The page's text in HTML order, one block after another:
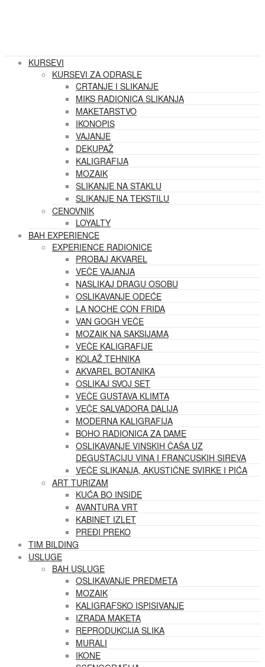
KURSEVI
KURSEVI ZA ODRASLE
CRTANJE I SLIKANJE
MIKS RADIONICA SLIKANJA
MAKETARSTVO
IKONOPIS
VAJANJE
DEKUPAŽ
KALIGRAFIJA
MOZAIK
SLIKANJE NA STAKLU
SLIKANJE NA TEKSTILU
CENOVNIK
LOYALTY
BAH EXPERIENCE
EXPERIENCE RADIONICE
PROBAJ AKVAREL
VEČE VAJANJA
NASLIKAJ DRAGU OSOBU
OSLIKAVANJE ODEĆE
LA NOCHE CON FRIDA
VAN GOGH VEČE
MOZAIK NA SAKSIJAMA
VEČE KALIGRAFIJE
KOLAŽ TEHNIKA
AKVAREL BOTANIKA
OSLIKAJ SVOJ SET
VEČE GUSTAVA KLIMTA
VEČE SALVADORA DALIJA
MODERNA KALIGRAFIJA
BOHO RADIONICA ZA DAME
OSLIKAVANJE VINSKIH ČAŠA UZ
DEGUSTACIJU VINA I FRANCUSKIH SIREVA
VEČE SLIKANJA, AKUSTIČNE SVIRKE I PIĆA
ART TURIZAM
KUĆA BO INSIDE
AVANTURA VRT
KABINET IZLET
PREĐI PREKO
TIM BILDING
USLUGE
BAH USLUGE
OSLIKAVANJE PREDMETA
MOZAIK
KALIGRAFSKO ISPISIVANJE
IZRADA MAKETA
REPRODUKCIJA SLIKA
MURALI
IKONE